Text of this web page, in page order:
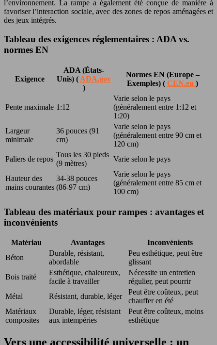
l’environnement. La rampe a également été conçue de manière à
favoriser l’interaction sociale, avec des zones de repos aménagées et
des jeux intégrés.
Tableau des exigences réglementaires : ADA vs.
normes EN
Exigence
ADA (États-
Unis) ( ADA.gov
)
Normes EN (Europe –
Exemples) ( CEN.eu )
Pente maximale 1:12
Varie selon le pays
(généralement entre 1:12 et
1:20)
Largeur
minimale
36 pouces (91
cm)
Varie selon le pays
(généralement entre 90 cm et
120 cm)
Paliers de repos
Tous les 30 pieds
(9 mètres)
Varie selon le pays
Hauteur des
mains courantes
34-38 pouces
(86-97 cm)
Varie selon le pays
(généralement entre 85 cm et
100 cm)
Tableau des matériaux pour rampes : avantages et
inconvénients
Matériau Avantages
Inconvénients
Béton
Durable, résistant,
abordable
Peu esthétique, peut être
glissant
Bois traité
Esthétique, chaleureux,
facile à travailler
Nécessite un entretien
régulier, peut pourrir
Métal
Résistant, durable, léger
Peut être coûteux, peut
chauffer en été
Matériaux
composites
Durable, léger, résistant
aux intempéries
Peut être coûteux, moins
esthétique
Vers une accessibilité universelle : un